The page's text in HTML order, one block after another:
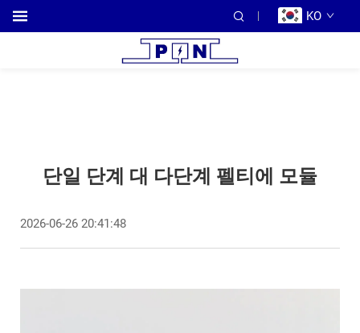
KO
단일 단계 대 다단계 펠티에 모듈
2026-06-26 20:41:48